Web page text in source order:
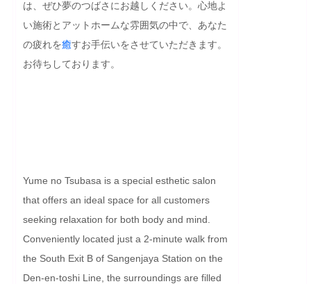
は、ぜひ夢のつばさにお越しください。心地よ
い施術とアットホームな雰囲気の中で、あなた
の疲れを癒すお手伝いをさせていただきます。
お待ちしております。
Yume no Tsubasa is a special esthetic salon
that offers an ideal space for all customers
seeking relaxation for both body and mind.
Conveniently located just a 2-minute walk from
the South Exit B of Sangenjaya Station on the
Den-en-toshi Line, the surroundings are filled